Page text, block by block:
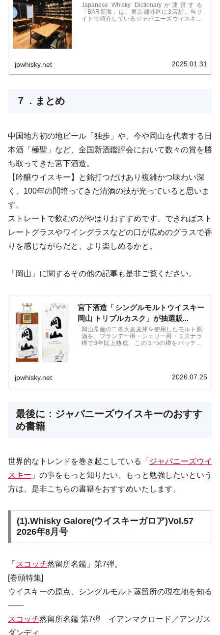
Japanese Whisky Dictionaryが運営する
「BAR新海」は、東京都港区に3店舗。当サ
イトで紹介しているジャパニーズウィスキー
jpwhisky.net 2025.01.31
７．まとめ
中国地方初の地ビール「独歩」や、今や岡山を代表する日
本酒「極聖」など、全国新酒鑑評会において数々の賞を勝
ち取ってきた宮下酒造。
【吟醸ウイスキー】と銘打つだけあり複雑かつ味わい深
く、100年の間培ってきた清酒の技が光っていると思いま
す。
ストレートで飲むのがやはりおすすめです、できればスト
レートグラスやワイングラスなどの口が広めのグラスで香
りを感じながらだと、より楽しめるかと。
「岡山」に関するその他の記事も是非ご覧ください。
宮下酒造「シングルモルトウイスキー
岡山 トリプルカスク」が抽選販...
岡山県産の二条大麦麦芽を使用したモルト原
酒を、ブランデー樽・シェリー樽・ミズナラ
樽で3年以上熟成。この３つの樽をバッティ
jpwhisky.net 2026.07.25
最後に：ジャパニーズウイスキーのおすす
め書籍
世界的なトレンドを巻き起こしている「 ジャパニーズウイ
スキー 」の事をもっと知りたい、もっと勉強したいという
方は、是非こちらの書籍をおすすめいたします。
(1).Whisky Galore(ウイスキーガロア)Vol.57
2026年8月号
「 スコッチ蒸留所名鑑」第7弾。
[巻頭特集]
ウイスキーの原点、シングルモルト蒸留所の現在地を知る
――
スコッチ蒸留所名鑑 第7弾 イアンマクロード／アンガス
ダンディ